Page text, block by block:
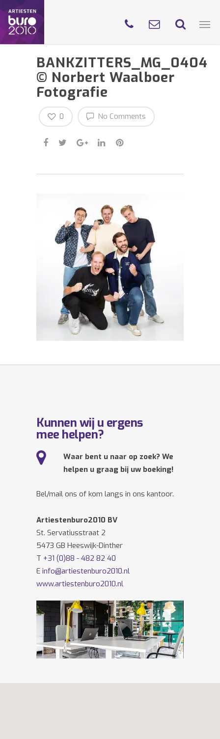
BANKZITTERS_MG_0404
© Norbert Waalboer
Fotografie
No Comments
0
Kunnen wij u ergens
mee helpen?
Waar bent u naar op zoek? We
helpen u graag bij uw boeking!
Bel/mail ons of kom langs in ons kantoor.
Artiestenburo2010 BV
St. Servatiusstraat 2
5473 GB Heeswijk-Dinther
T +31 (0)88 - 482 82 40
E info@artiestenburo2010.nl
www.artiestenburo2010.nl
Volg ons ook opFacebookenTwitter